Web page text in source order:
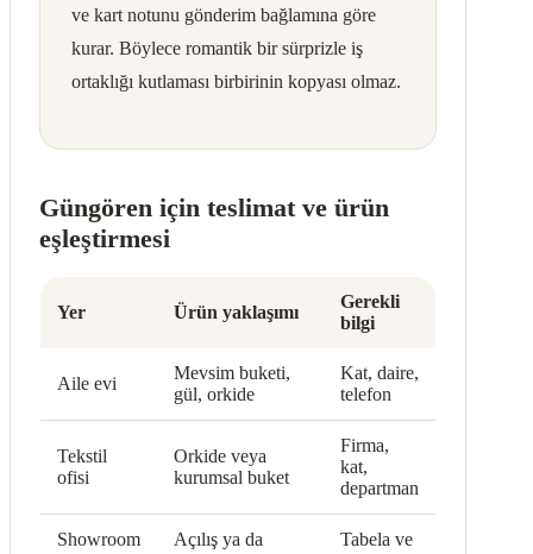
ve kart notunu gönderim bağlamına göre
kurar. Böylece romantik bir sürprizle iş
ortaklığı kutlaması birbirinin kopyası olmaz.
Güngören için teslimat ve ürün
eşleştirmesi
Yer Ürün yaklaşımı
Gerekli
bilgi
Aile evi
Mevsim buketi,
gül, orkide
Kat, daire,
telefon
Tekstil
ofisi
Orkide veya
kurumsal buket
Firma,
kat,
departman
Showroom
Açılış ya da
Tabela ve